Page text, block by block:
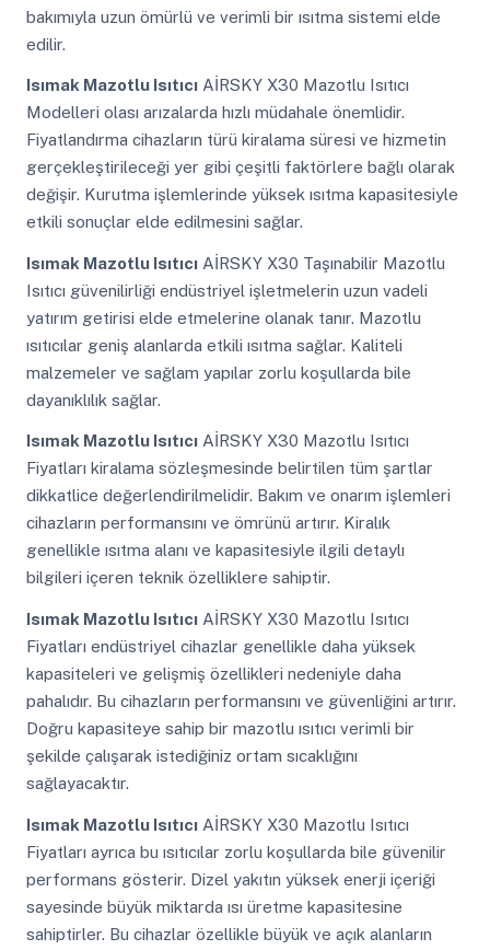
bakımıyla uzun ömürlü ve verimli bir ısıtma sistemi elde
edilir.
Isımak Mazotlu IsıtıcıAİRSKY X30 Mazotlu Isıtıcı
Modelleri olası arızalarda hızlı müdahale önemlidir.
Fiyatlandırma cihazların türü kiralama süresi ve hizmetin
gerçekleştirileceği yer gibi çeşitli faktörlere bağlı olarak
değişir. Kurutma işlemlerinde yüksek ısıtma kapasitesiyle
etkili sonuçlar elde edilmesini sağlar.
Isımak Mazotlu IsıtıcıAİRSKY X30 Taşınabilir Mazotlu
Isıtıcı güvenilirliği endüstriyel işletmelerin uzun vadeli
yatırım getirisi elde etmelerine olanak tanır. Mazotlu
ısıtıcılar geniş alanlarda etkili ısıtma sağlar. Kaliteli
malzemeler ve sağlam yapılar zorlu koşullarda bile
dayanıklılık sağlar.
Isımak Mazotlu IsıtıcıAİRSKY X30 Mazotlu Isıtıcı
Fiyatları kiralama sözleşmesinde belirtilen tüm şartlar
dikkatlice değerlendirilmelidir. Bakım ve onarım işlemleri
cihazların performansını ve ömrünü artırır. Kiralık
genellikle ısıtma alanı ve kapasitesiyle ilgili detaylı
bilgileri içeren teknik özelliklere sahiptir.
Isımak Mazotlu IsıtıcıAİRSKY X30 Mazotlu Isıtıcı
Fiyatları endüstriyel cihazlar genellikle daha yüksek
kapasiteleri ve gelişmiş özellikleri nedeniyle daha
pahalıdır. Bu cihazların performansını ve güvenliğini artırır.
Doğru kapasiteye sahip bir mazotlu ısıtıcı verimli bir
şekilde çalışarak istediğiniz ortam sıcaklığını
sağlayacaktır.
Isımak Mazotlu IsıtıcıAİRSKY X30 Mazotlu Isıtıcı
Fiyatları ayrıca bu ısıtıcılar zorlu koşullarda bile güvenilir
performans gösterir. Dizel yakıtın yüksek enerji içeriği
sayesinde büyük miktarda ısı üretme kapasitesine
sahiptirler. Bu cihazlar özellikle büyük ve açık alanların